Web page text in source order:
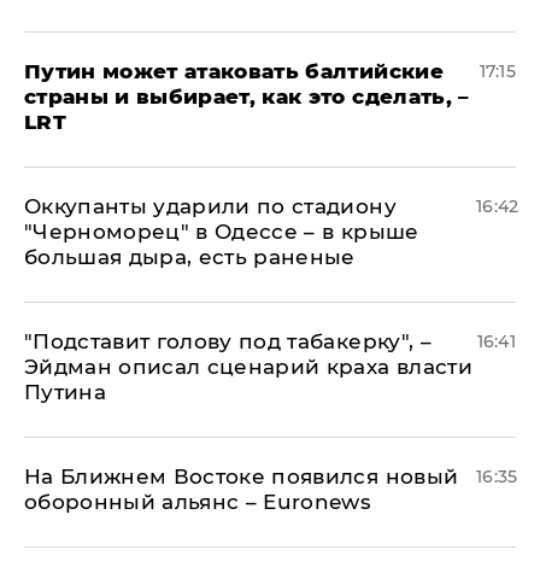
Путин может атаковать балтийские
страны и выбирает, как это сделать, –
LRT
17:15
Оккупанты ударили по стадиону
"Черноморец" в Одессе – в крыше
большая дыра, есть раненые
16:42
​"Подставит голову под табакерку", –
Эйдман описал сценарий краха власти
Путина
16:41
На Ближнем Востоке появился новый
оборонный альянс – Euronews
16:35